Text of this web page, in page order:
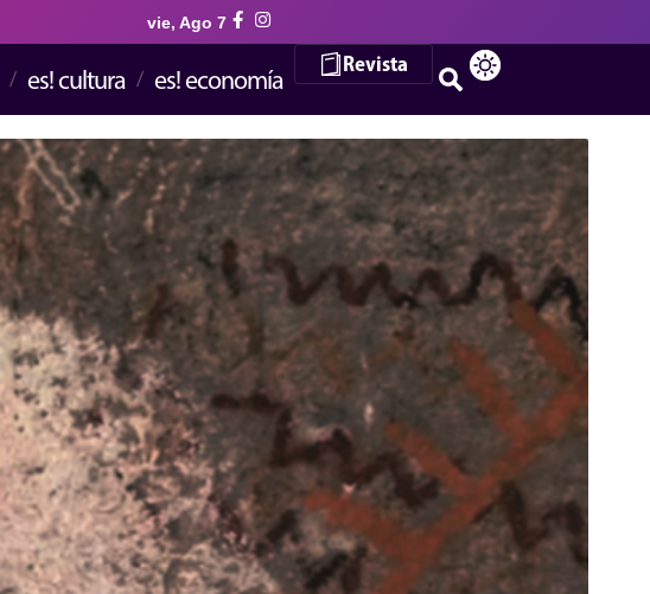
vie, Ago 7
es! cultura es! economía Revista